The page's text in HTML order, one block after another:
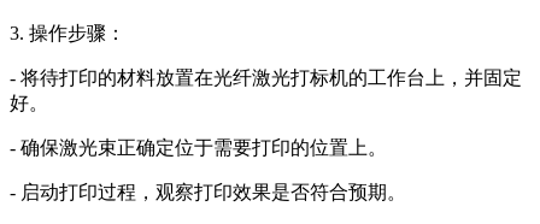
3. 操作步骤：
- 将待打印的材料放置在光纤激光打标机的工作台上，并固定
好。
- 确保激光束正确定位于需要打印的位置上。
- 启动打印过程，观察打印效果是否符合预期。